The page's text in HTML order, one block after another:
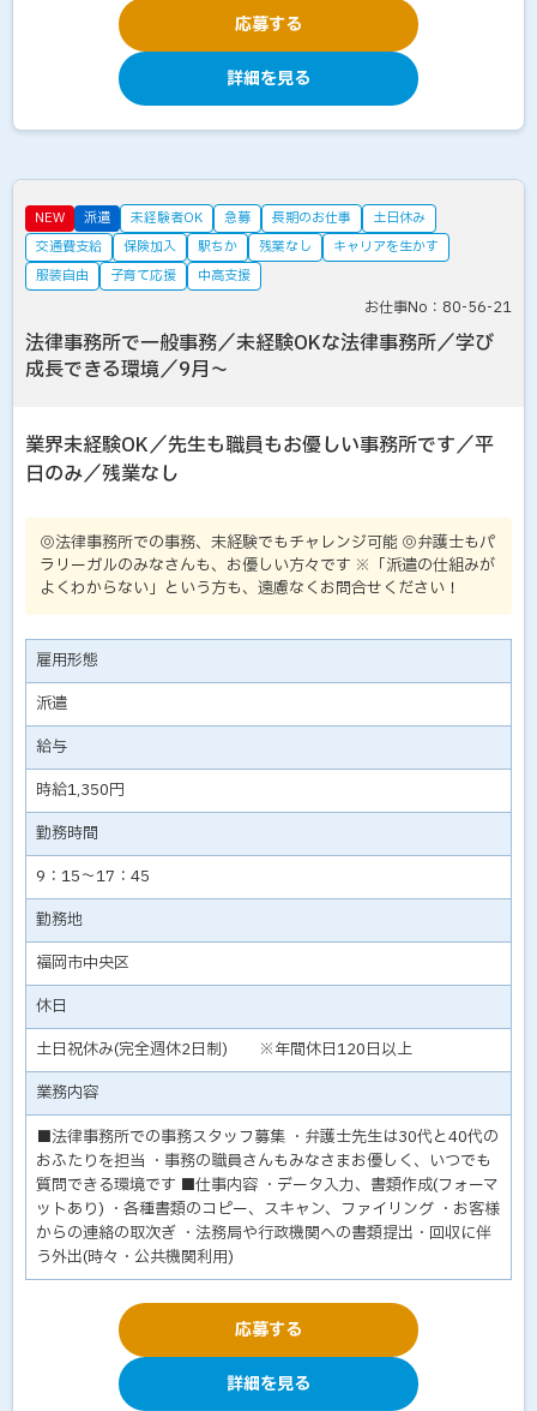
応募する
詳細を見る
NEW 派遣 未経験者OK 急募 長期のお仕事
土日休み
交通費支給
保険加入 駅ちか 残業なし
キャリアを生かす
服装自由
子育て応援 中高支援
お仕事No：80-56-21
法律事務所で一般事務／未経験OKな法律事務所／学び
成長できる環境／9月～
業界未経験OK／先生も職員もお優しい事務所です／平
日のみ／残業なし
◎法律事務所での事務、未経験でもチャレンジ可能 ◎弁護士もパ
ラリーガルのみなさんも、お優しい方々です ※「派遣の仕組みが
よくわからない」という方も、遠慮なくお問合せください！
雇用形態
派遣
給与
時給1,350円
勤務時間
9：15～17：45
勤務地
福岡市中央区
休日
土日祝休み(完全週休2日制) ※年間休日120日以上
業務内容
■法律事務所での事務スタッフ募集 ・弁護士先生は30代と40代の
おふたりを担当 ・事務の職員さんもみなさまお優しく、いつでも
質問できる環境です ■仕事内容 ・データ入力、書類作成(フォーマ
ットあり) ・各種書類のコピー、スキャン、ファイリング ・お客様
からの連絡の取次ぎ ・法務局や行政機関への書類提出・回収に伴
う外出(時々・公共機関利用)
応募する
詳細を見る